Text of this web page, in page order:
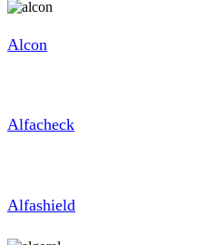
Alcon
Alfacheck
Alfashield